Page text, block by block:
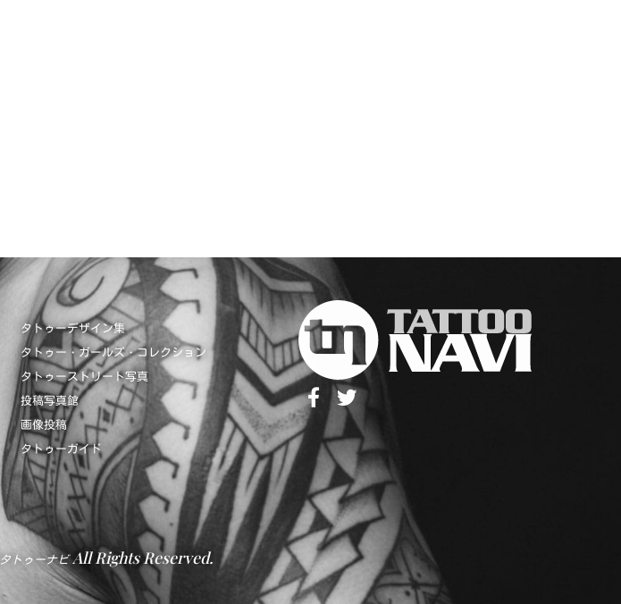
タトゥーデザイン集
タトゥー・ガールズ・コレクション
タトゥーストリート写真
投稿写真館
画像投稿
タトゥーガイド
タトゥーナビAll Rights Reserved.